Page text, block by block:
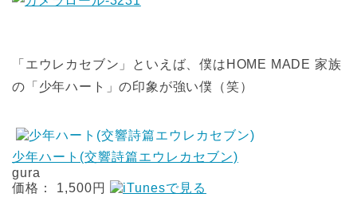
「エウレカセブン」といえば、僕はHOME MADE 家族
の「少年ハート」の印象が強い僕（笑）
少年ハート(交響詩篇エウレカセブン)
gura
価格： 1,500円